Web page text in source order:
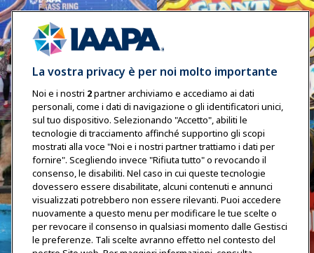
La vostra privacy è per noi molto importante
Noi e i nostri 2partner archiviamo e accediamo ai dati
personali, come i dati di navigazione o gli identificatori unici,
sul tuo dispositivo. Selezionando "Accetto", abiliti le
tecnologie di tracciamento affinché supportino gli scopi
mostrati alla voce "Noi e i nostri partner trattiamo i dati per
fornire". Scegliendo invece "Rifiuta tutto" o revocando il
consenso, le disabiliti. Nel caso in cui queste tecnologie
dovessero essere disabilitate, alcuni contenuti e annunci
visualizzati potrebbero non essere rilevanti. Puoi accedere
nuovamente a questo menu per modificare le tue scelte o
per revocare il consenso in qualsiasi momento dalle Gestisci
le preferenze. Tali scelte avranno effetto nel contesto del